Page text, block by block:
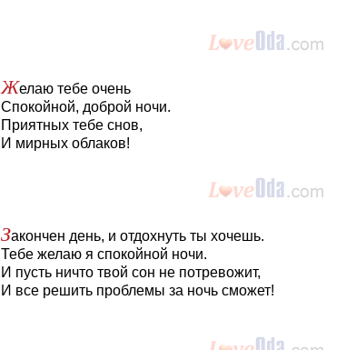
Желаю тебе очень
Спокойной, доброй ночи.
Приятных тебе снов,
И мирных облаков!
Закончен день, и отдохнуть ты хочешь.
Тебе желаю я спокойной ночи.
И пусть ничто твой сон не потревожит,
И все решить проблемы за ночь сможет!